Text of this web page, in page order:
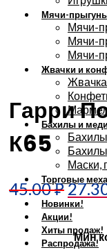
Мячи-
Мячи-
Мячи-
Мячи-
Жвачки и
Жвачка
Бахилы и
Бахилы
Маски,
Торговые
Новинки!
Акции!
Хиты продаж!
Распродажа!
Увеличить
Гарри
К65
45.00₽
Мин